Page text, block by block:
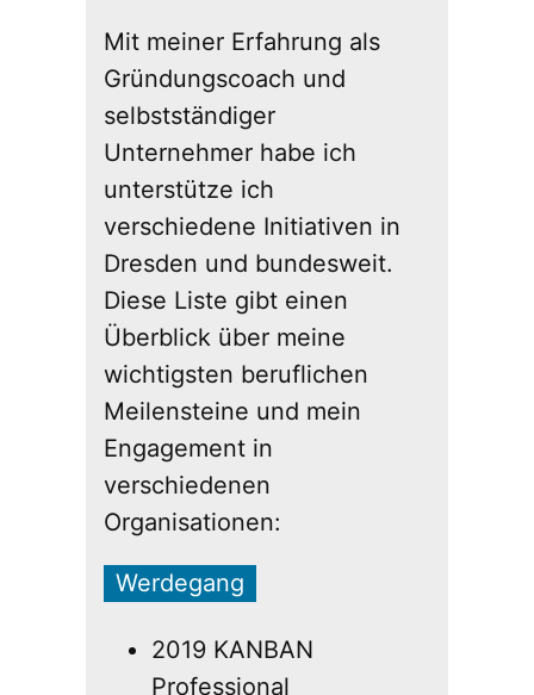
Mit meiner Erfahrung als
Gründungscoach und
selbstständiger
Unternehmer habe ich
unterstütze ich
verschiedene Initiativen in
Dresden und bundesweit.
Diese Liste gibt einen
Überblick über meine
wichtigsten beruflichen
Meilensteine und mein
Engagement in
verschiedenen
Organisationen:
Werdegang
2019 KANBAN
Professional